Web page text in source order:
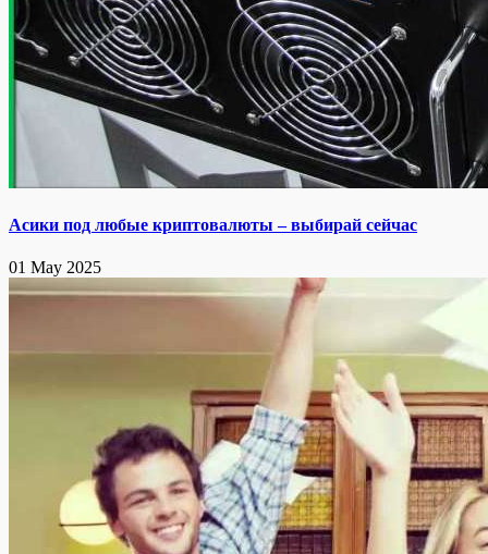
Асики под любые криптовалюты – выбирай сейчас
01 May 2025